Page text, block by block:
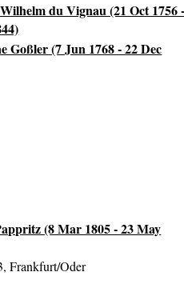
du Vignau (21 Oct 1756
Goßler (7 Jun 1768 - 22 Dec
(8 Mar 1805 - 23 May
Frankfurt/Oder